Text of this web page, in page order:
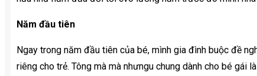
Năm đầu tiên
Ngay trong năm đầu tiên của bé, mình gia đình buộc đề
riêng cho trẻ. Tông mà mà nhưngu chung dành cho bé gái